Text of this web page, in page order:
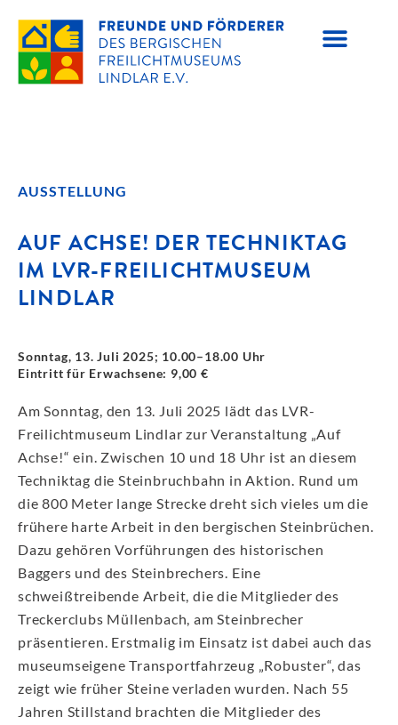
AUSSTELLUNG
AUF ACHSE! DER TECHNIKTAG
IM LVR-FREILICHTMUSEUM
LINDLAR
Sonntag, 13. Juli 2025; 10.00–18.00 Uhr
Eintritt für Erwachsene: 9,00 €
Am Sonntag, den 13. Juli 2025 lädt das LVR-
Freilichtmuseum Lindlar zur Veranstaltung „Auf
Achse!“ ein. Zwischen 10 und 18 Uhr ist an diesem
Techniktag die Steinbruchbahn in Aktion. Rund um
die 800 Meter lange Strecke dreht sich vieles um die
frühere harte Arbeit in den bergischen Steinbrüchen.
Dazu gehören Vorführungen des historischen
Baggers und des Steinbrechers. Eine
schweißtreibende Arbeit, die die Mitglieder des
Treckerclubs Müllenbach, am Steinbrecher
präsentieren. Erstmalig im Einsatz ist dabei auch das
museumseigene Transportfahrzeug „Robuster“, das
zeigt wie früher Steine verladen wurden. Nach 55
Jahren Stillstand brachten die Mitglieder des